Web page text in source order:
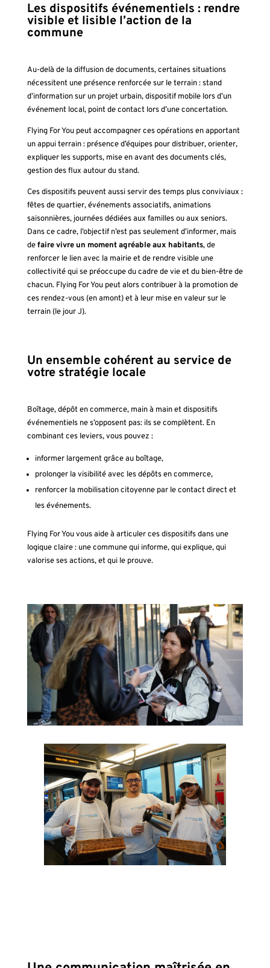
Les dispositifs événementiels : rendre
visible et lisible l’action de la
commune
Au-delà de la diffusion de documents, certaines situations
nécessitent une présence renforcée sur le terrain : stand
d’information sur un projet urbain, dispositif mobile lors d’un
événement local, point de contact lors d’une concertation.
Flying For You peut accompagner ces opérations en apportant
un appui terrain : présence d’équipes pour distribuer, orienter,
expliquer les supports, mise en avant des documents clés,
gestion des flux autour du stand.
Ces dispositifs peuvent aussi servir des temps plus conviviaux :
fêtes de quartier, événements associatifs, animations
saisonnières, journées dédiées aux familles ou aux seniors.
Dans ce cadre, l’objectif n’est pas seulement d’informer, mais
defaire vivre un moment agréable aux habitants, de
renforcer le lien avec la mairie et de rendre visible une
collectivité qui se préoccupe du cadre de vie et du bien-être de
chacun. Flying For You peut alors contribuer à la promotion de
ces rendez-vous (en amont) et à leur mise en valeur sur le
terrain (le jour J).
Un ensemble cohérent au service de
votre stratégie locale
Boîtage, dépôt en commerce, main à main et dispositifs
événementiels ne s’opposent pas: ils se complètent. En
combinant ces leviers, vous pouvez :
informer largement grâce au boîtage,
prolonger la visibilité avec les dépôts en commerce,
renforcer la mobilisation citoyenne par le contact direct et
les événements.
Flying For You vous aide à articuler ces dispositifs dans une
logique claire : une commune qui informe, qui explique, qui
valorise ses actions, et qui le prouve.